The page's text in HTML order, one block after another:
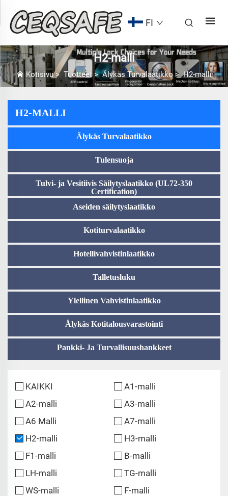
FI
H2-malli
Kotisivu> Tuotteet>Älykäs Turvalaatikko>H2-malli
H2-MALLI
Älykäs Turvalaatikko
Tulensuoja
Tulvi- ja Vesitiivis Säilytyslaatikko (UL72-350
Certification)
Aseiden säilytyslaatikko
Kotiturvalaatikko
Hotellivahvistinlaatikko
Talletusluku
Ylellinen Vahvistinlaatikko
Älykäs Kotitalousvarastointi
Pankki- Ja Turvallisuushankkeet
KAIKKI
A1-malli
A2-malli
A3-malli
A6 Malli
A7-malli
H2-malli
H3-malli
F1-malli
B-malli
LH-malli
TG-malli
WS-malli
F-malli